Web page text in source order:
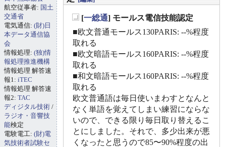
[一総通] モールス電信技能認定
■欧文普通モールス130PARIS: --%程度
取れる
■欧文暗語モールス160PARIS: --%程度
取れる
■和文暗語モールス160PARIS: --%程度
取れる
欧文普通語は毎日使いまわすとなんと
なく単語を覚えてしまい練習にならな
いので、できる限り毎日取り替えるこ
とにしました。それで、多少出来が悪
くなったと思うので85〜90%程度の出
航空従事者: 国土
交通省
電気通信: (財)日
本データ通信協
会
情報処理: (独)情
報処理推進機構
情報処理 解答速
報1: iTEC
情報処理 解答速
報2: TAC
ディジタル技術 /
ラジオ・音響技
能検定
電験電工: (財)電
気技術者試験セ